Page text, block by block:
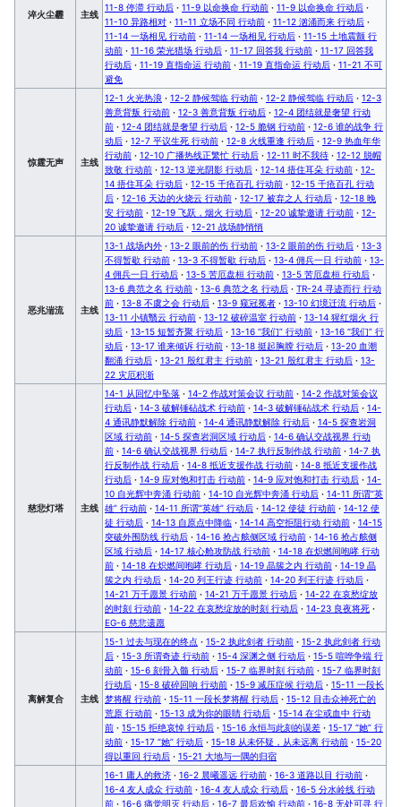
淬火尘霾 主线
11-8 停滞 行动后 · 11-9 以命换命 行动前 · 11-9 以命换命 行动后 ·
11-10 异路相对 · 11-11 立场不同 行动前 · 11-12 汹涌而来 行动后 ·
11-14 一场相见 行动前 · 11-14 一场相见 行动后 · 11-15 土地震颤 行
动前 · 11-16 荣光猎场 行动后 · 11-17 回答我 行动前 · 11-17 回答我
行动后 · 11-19 直指命运 行动前 · 11-19 直指命运 行动后 · 11-21 不可
避免
惊霆无声 主线
12-1 火光热浪 · 12-2 静候驾临 行动前 · 12-2 静候驾临 行动后 · 12-3
善意背叛 行动前 · 12-3 善意背叛 行动后 · 12-4 团结就是奢望 行动
前 · 12-4 团结就是奢望 行动后 · 12-5 脆钢 行动前 · 12-6 谁的战争 行
动后 · 12-7 平议生死 行动前 · 12-8 火线重逢 行动后 · 12-9 热血年华
行动前 · 12-10 广播热线正繁忙 行动后 · 12-11 时不我待 · 12-12 脱帽
致敬 行动前 · 12-13 逆光阴影 行动后 · 12-14 捂住耳朵 行动前 · 12-
14 捂住耳朵 行动后 · 12-15 千疮百孔 行动前 · 12-15 千疮百孔 行动
后 · 12-16 天边的火烧云 行动前 · 12-17 被弃之人 行动后 · 12-18 晚
安 行动前 · 12-19 飞跃，烟火 行动后 · 12-20 诚挚邀请 行动前 · 12-
20 诚挚邀请 行动后 · 12-21 战场静悄悄
恶兆湍流 主线
13-1 战场内外 · 13-2 眼前的伤 行动前 · 13-2 眼前的伤 行动后 · 13-3
不得暂歇 行动前 · 13-3 不得暂歇 行动后 · 13-4 佣兵一日 行动前 · 13-
4 佣兵一日 行动后 · 13-5 苦厄盘桓 行动前 · 13-5 苦厄盘桓 行动后 ·
13-6 典范之名 行动前 · 13-6 典范之名 行动后 · TR-24 寻迹而行 行动
前 · 13-8 不虞之会 行动后 · 13-9 窥冠冕者 · 13-10 幻境迁流 行动后 ·
13-11 小镇翳云 行动前 · 13-12 破碎温室 行动前 · 13-14 猩红烟火 行
动后 · 13-15 短暂齐聚 行动后 · 13-16 “我们” 行动前 · 13-16 “我们” 行
动后 · 13-17 谁来倾诉 行动前 · 13-18 挺起胸膛 行动后 · 13-20 血潮
翻涌 行动后 · 13-21 殷红君主 行动前 · 13-21 殷红君主 行动后 · 13-
22 灾厄积渐
慈悲灯塔 主线
14-1 从回忆中坠落 · 14-2 作战对策会议 行动前 · 14-2 作战对策会议
行动后 · 14-3 破解锤砧战术 行动前 · 14-3 破解锤砧战术 行动后 · 14-
4 通讯静默解除 行动前 · 14-4 通讯静默解除 行动后 · 14-5 探查岩洞
区域 行动前 · 14-5 探查岩洞区域 行动后 · 14-6 确认交战视界 行动
前 · 14-6 确认交战视界 行动后 · 14-7 执行反制作战 行动前 · 14-7 执
行反制作战 行动后 · 14-8 抵近支援作战 行动前 · 14-8 抵近支援作战
行动后 · 14-9 应对饱和打击 行动前 · 14-9 应对饱和打击 行动后 · 14-
10 自光辉中奔涌 行动前 · 14-10 自光辉中奔涌 行动后 · 14-11 所谓“英
雄” 行动前 · 14-11 所谓“英雄” 行动后 · 14-12 使徒 行动前 · 14-12 使
徒 行动后 · 14-13 自原点中降临 · 14-14 高空拒阻行动 行动前 · 14-15
突破外围防线 行动后 · 14-16 抢占舷侧区域 行动前 · 14-16 抢占舷侧
区域 行动后 · 14-17 核心舱攻防战 行动前 · 14-18 在炽燃间咆哮 行动
前 · 14-18 在炽燃间咆哮 行动后 · 14-19 晶簇之内 行动前 · 14-19 晶
簇之内 行动后 · 14-20 列王行迹 行动前 · 14-20 列王行迹 行动后 ·
14-21 万千愿景 行动前 · 14-21 万千愿景 行动后 · 14-22 在哀愁绽放
的时刻 行动前 · 14-22 在哀愁绽放的时刻 行动后 · 14-23 良夜将死 ·
EG-6 慈悲遗愿
离解复合 主线
15-1 过去与现在的终点 · 15-2 执此剑者 行动前 · 15-2 执此剑者 行动
后 · 15-3 所谓奇迹 行动前 · 15-4 深渊之侧 行动后 · 15-5 喧哗争端 行
动前 · 15-6 刻骨入髓 行动后 · 15-7 临界时刻 行动前 · 15-7 临界时刻
行动后 · 15-8 破碎回响 行动前 · 15-9 减压症候 行动后 · 15-11 一段长
梦将醒 行动前 · 15-11 一段长梦将醒 行动后 · 15-12 目击众神死亡的
荒原 行动前 · 15-13 成为你的眼睛 行动后 · 15-14 在尘或血中 行动
前 · 15-15 拒绝哀悼 行动后 · 15-16 永恒与此刻的误差 · 15-17 “她” 行
动前 · 15-17 “她” 行动后 · 15-18 从未怀疑，从未远离 行动前 · 15-20
得以重回 行动后 · 15-21 大地与一隅的归宿
16-1 庸人的救济 · 16-2 晨曦遥远 行动前 · 16-3 道路以目 行动前 ·
16-4 友人成众 行动前 · 16-4 友人成众 行动后 · 16-5 分水岭线 行动
前 · 16-6 痛觉明灭 行动后 · 16-7 最后欢愉 行动前 · 16-8 无处可寻 行